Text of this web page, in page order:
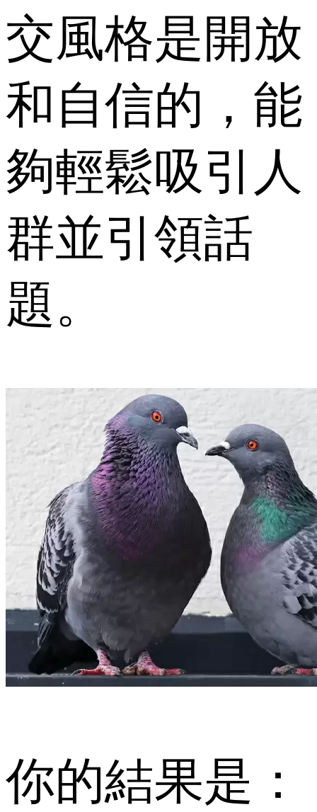
交風格是開放
和自信的，能
夠輕鬆吸引人
群並引領話
題。
你的結果是：